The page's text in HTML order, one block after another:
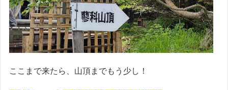
ここまで来たら、山頂までもう少し！